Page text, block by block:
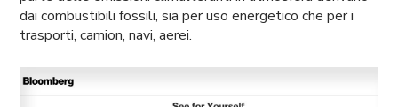
dai combustibili fossili, sia per uso energetico che per i
trasporti, camion, navi, aerei.